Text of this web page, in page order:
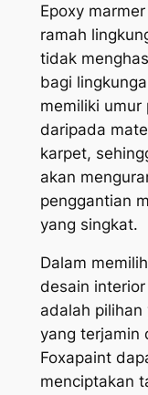
Epoxy
ramah
tidak
bagi
memiliki umur
daripada
karpet,
akan
penggantian
yang singkat.
Dalam
desain
adalah
yang terjamin
Foxapaint
menciptakan